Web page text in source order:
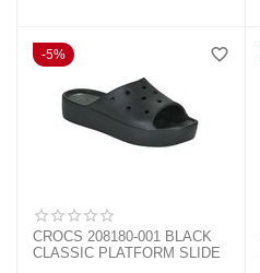
5%
CROCS 208180-001 BLACK
CLASSIC PLATFORM SLIDE